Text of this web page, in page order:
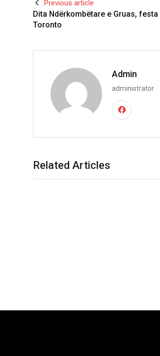
Previous article
Dita Ndërkombëtare e Gruas,
Toronto
Admin
administrator
Related Articles